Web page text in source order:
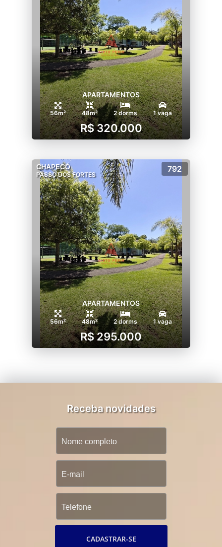
APARTAMENTOS
56m² 48m² 2 dorms 1 vaga
R$ 320.000
CHAPECÓ
PASSO DOS FORTES
792
APARTAMENTOS
56m² 48m² 2 dorms 1 vaga
R$ 295.000
Receba novidades
CADASTRAR-SE